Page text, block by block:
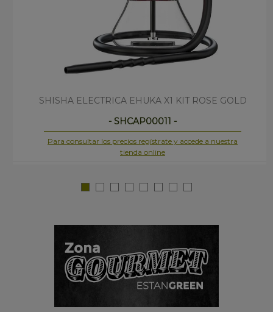
SHISHA ELECTRICA EHUKA X1 KIT ROSE GOLD
- SHCAP00011 -
Para consultar los precios regístrate y accede a nuestra
tienda online